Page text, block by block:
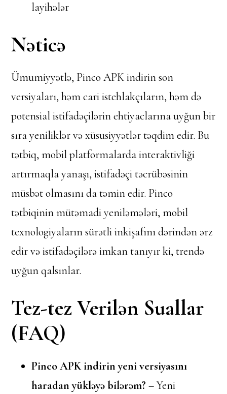
layihələr
Nəticə
Ümumiyyətlə, Pinco APK indirin son
versiyaları, həm cari istehlakçıların, həm də
potensial istifadəçilərin ehtiyaclarına uyğun bir
sıra yeniliklər və xüsusiyyətlər təqdim edir. Bu
tətbiq, mobil platformalarda interaktivliği
artırmaqla yanaşı, istifadəçi təcrübəsinin
müsbət olmasını da təmin edir. Pinco
tətbiqinin mütəmadi yeniləmələri, mobil
texnologiyaların sürətli inkişafını dərindən ərz
edir və istifadəçilərə imkan tanıyır ki, trendə
uyğun qalsınlar.
Tez-tez Verilən Suallar
(FAQ)
Pinco APK indirin yeni versiyasını
haradan yükləyə bilərəm? – Yeni